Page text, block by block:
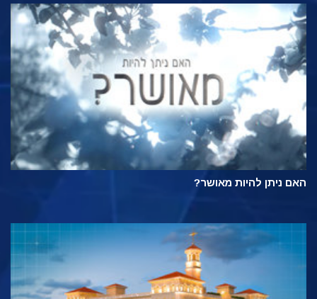
האם ניתן להיות מאושר?